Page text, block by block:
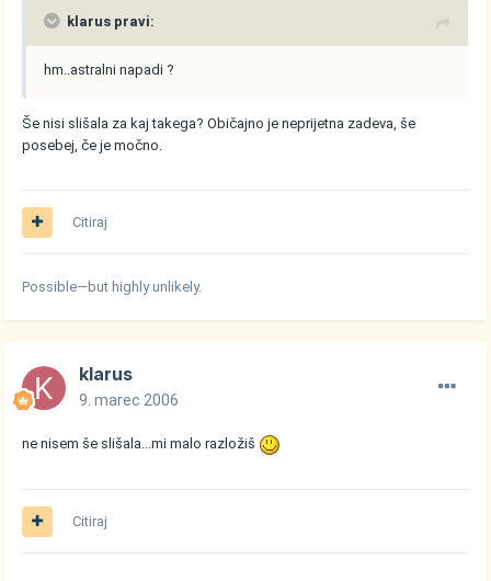
klarus pravi:
hm..astralni napadi ?
Še nisi slišala za kaj takega? Običajno je neprijetna zadeva, še
posebej, če je močno.
Citiraj
Possible—but highly unlikely.
klarus
9. marec 2006
ne nisem še slišala...mi malo razložiš
Citiraj